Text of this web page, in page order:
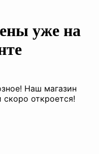
уже на
Наш магазин
скоро откроется!